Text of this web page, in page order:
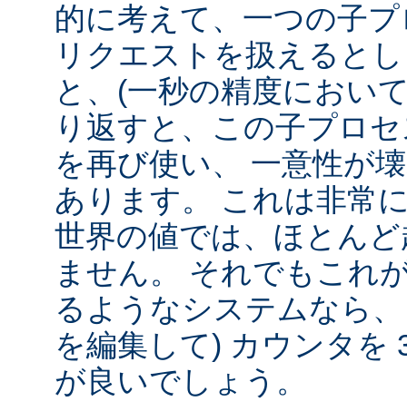
的に考えて、一つの子
リクエストを扱えると
と、(一秒の精度におい
り返すと、この子プロ
を再び使い、 一意性が
あります。 これは非常
世界の値では、ほとん
ません。 それでもこれ
るようなシステムなら
を編集して) カウンタを
が良いでしょう。